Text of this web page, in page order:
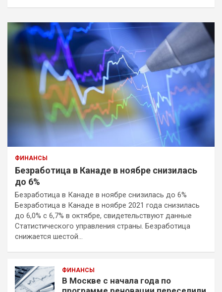
ФИНАНСЫ
Безработица в Канаде в ноябре снизилась
до 6%
Безработица в Канаде в ноябре снизилась до 6%
Безработица в Канаде в ноябре 2021 года снизилась
до 6,0% с 6,7% в октябре, свидетельствуют данные
Статистического управления страны. Безработица
снижается шестой…
ФИНАНСЫ
В Москве с начала года по